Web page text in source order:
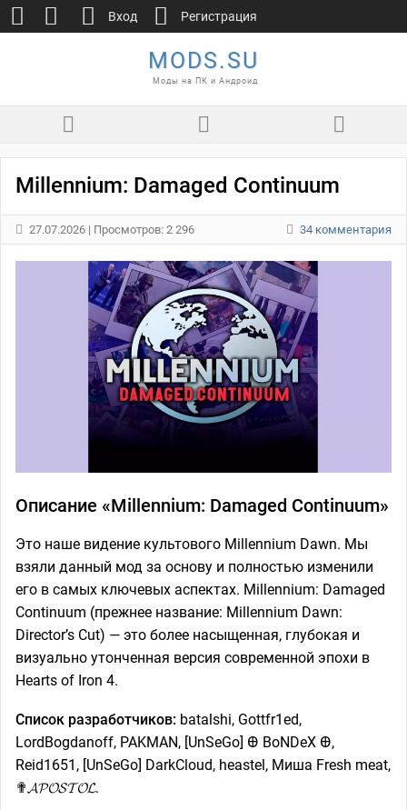
MODS.SU
Моды на ПК и Андроид
Millennium: Damaged Continuum
27.07.2026 | Просмотров: 2 296 34 комментария
Описание «Millennium: Damaged Continuum»
Это наше видение культового Millennium Dawn. Мы
взяли данный мод за основу и полностью изменили
его в самых ключевых аспектах. Millennium: Damaged
Continuum (прежнее название: Millennium Dawn:
Director’s Cut) — это более насыщенная, глубокая и
визуально утонченная версия современной эпохи в
Hearts of Iron 4.
Список разработчиков: batalshi, Gottfr1ed,
LordBogdanoff, PAKMAN, [UnSeGo] Ꚛ BoNDeX Ꚛ,
Reid1651, [UnSeGo] DarkCloud, heastel, Миша Fresh meat,
✟𝓐𝓟𝓞𝓢𝓣𝓞𝓛.
Вход Регистрация